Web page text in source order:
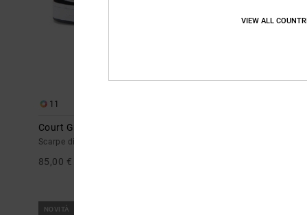
11
Court Graffik
Scarpe di pelle Nero Donna
85,00 €
NOVITÀ
VIEW ALL